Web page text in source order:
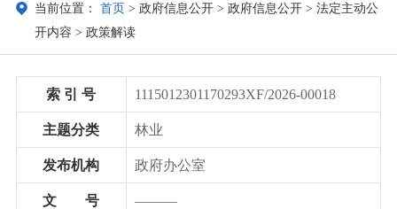
政务服务 政民互动 政府数据 专题专栏
当前位置：首页 >政府信息公开 >政府信息公开 >法定主动公
开内容 >政策解读
索 引 号 1115012301170293XF/2026-00018
主题分类 林业
发布机构 政府办公室
文 号 ———